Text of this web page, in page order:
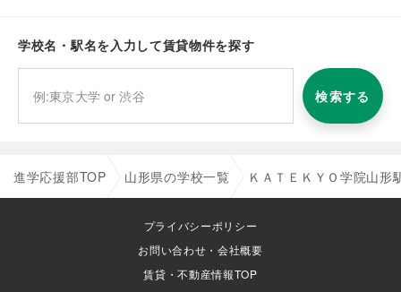
学校名・駅名を入力して賃貸物件を探す
検索する
進学応援部TOP 山形県の学校一覧 ＫＡＴＥＫＹＯ学院山形
プライバシーポリシー
お問い合わせ・会社概要
賃貸・不動産情報TOP